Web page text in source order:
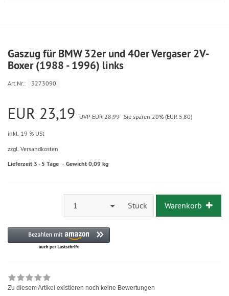
Gaszug für BMW 32er und 40er Vergaser 2V-
Boxer (1988 - 1996) links
Art.Nr.: 3273090
EUR 23,19 UVP EUR 28,99 Sie sparen 20% (EUR 5,80)
inkl. 19 % USt
zzgl. Versandkosten
Lieferzeit 3 - 5 Tage Gewicht 0,09 kg
1 Stück Warenkorb
Zu diesem Artikel existieren noch keine Bewertungen